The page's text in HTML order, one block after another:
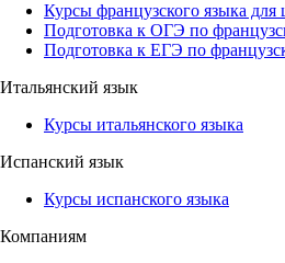
Курсы французского языка для
Подготовка к ОГЭ по
Подготовка к ЕГЭ по
Итальянский язык
Курсы итальянского языка
Испанский язык
Курсы испанского языка
Компаниям